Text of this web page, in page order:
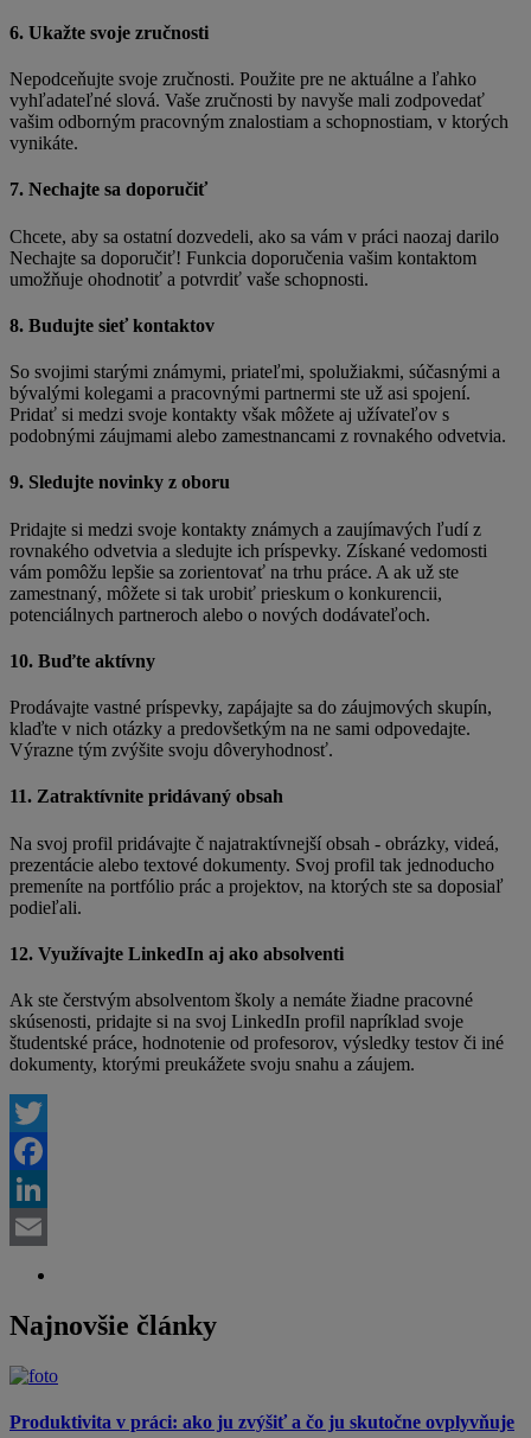
6. Ukažte svoje zručnosti
Nepodceňujte svoje zručnosti. Použite pre ne aktuálne a ľahko
vyhľadateľné slová. Vaše zručnosti by navyše mali zodpovedať
vašim odborným pracovným znalostiam a schopnostiam, v ktorých
vynikáte.
7. Nechajte sa doporučiť
Chcete, aby sa ostatní dozvedeli, ako sa vám v práci naozaj darilo
Nechajte sa doporučiť! Funkcia doporučenia vašim kontaktom
umožňuje ohodnotiť a potvrdiť vaše schopnosti.
8. Budujte sieť kontaktov
So svojimi starými známymi, priateľmi, spolužiakmi, súčasnými a
bývalými kolegami a pracovnými partnermi ste už asi spojení.
Pridať si medzi svoje kontakty však môžete aj užívateľov s
podobnými záujmami alebo zamestnancami z rovnakého odvetvia.
9. Sledujte novinky z oboru
Pridajte si medzi svoje kontakty známych a zaujímavých ľudí z
rovnakého odvetvia a sledujte ich príspevky. Získané vedomosti
vám pomôžu lepšie sa zorientovať na trhu práce. A ak už ste
zamestnaný, môžete si tak urobiť prieskum o konkurencii,
potenciálnych partneroch alebo o nových dodávateľoch.
10. Buďte aktívny
Prodávajte vastné príspevky, zapájajte sa do záujmových skupín,
klaďte v nich otázky a predovšetkým na ne sami odpovedajte.
Výrazne tým zvýšite svoju dôveryhodnosť.
11. Zatraktívnite pridávaný obsah
Na svoj profil pridávajte č najatraktívnejší obsah - obrázky, videá,
prezentácie alebo textové dokumenty. Svoj profil tak jednoducho
premeníte na portfólio prác a projektov, na ktorých ste sa doposiaľ
podieľali.
12. Využívajte LinkedIn aj ako absolventi
Ak ste čerstvým absolventom školy a nemáte žiadne pracovné
skúsenosti, pridajte si na svoj LinkedIn profil napríklad svoje
študentské práce, hodnotenie od profesorov, výsledky testov či iné
dokumenty, ktorými preukážete svoju snahu a záujem.
Twitter
Facebook
LinkedIn
Najnovšie články
Produktivita v práci: ako ju zvýšiť a čo ju skutočne ovplyvňuje